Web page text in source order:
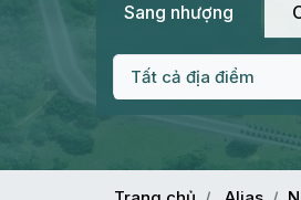
Sang nhượng
Tất cả địa điểm